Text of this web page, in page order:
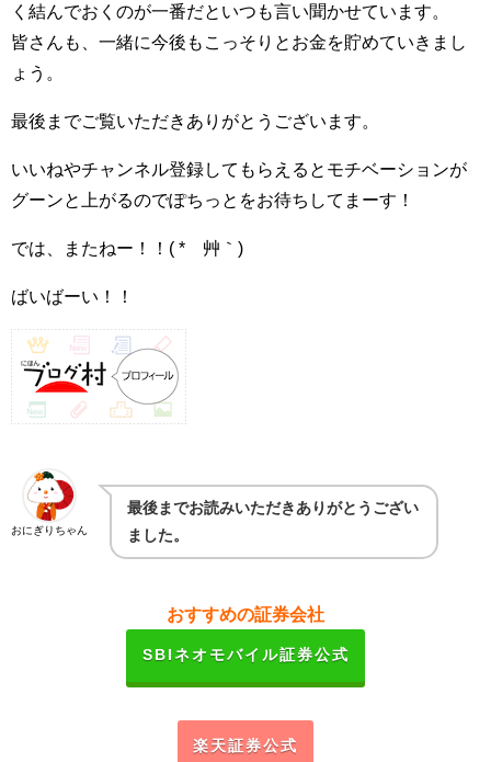
く結んでおくのが一番だといつも言い聞かせています。
皆さんも、一緒に今後もこっそりとお金を貯めていきまし
ょう。
最後までご覧いただきありがとうございます。
いいねやチャンネル登録してもらえるとモチベーションが
グーンと上がるのでぽちっとをお待ちしてまーす！
では、またねー！！( *´艸｀)
ばいばーい！！
おにぎりちゃん
最後までお読みいただきありがとうござい
ました。
おすすめの証券会社
SBIネオモバイル証券公式
楽天証券公式